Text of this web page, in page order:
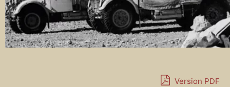
Version PDF